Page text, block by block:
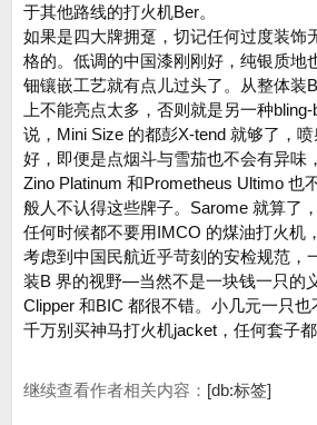
于其他路线的打火机Ber。
如果是四大牌拥趸，切记任何过度装饰
格的。低调的中国漆刚刚好，纯银质地
钿镶嵌工艺就有点儿过头了。从整体装
上不能亮点太多，否则就是另一种
说，Mini Size 的都彭X-tend 就够了，
好，即便是点烟斗与雪茄也不会有异味
Zino Platinum 和Prometheus Ultimo 也
般人不认得这些牌子。Sarome 就算了
任何时候都不要用IMCO 的煤油打火机
考虑到中国民航近乎苛刻的安检规范，
装B 界的视野—当然不是一块钱一只的
Clipper 和BIC 都很不错。小几元一只也
千万别买神马打火机jacket，任何套子
继续查看作者相关内容： [db:标签]